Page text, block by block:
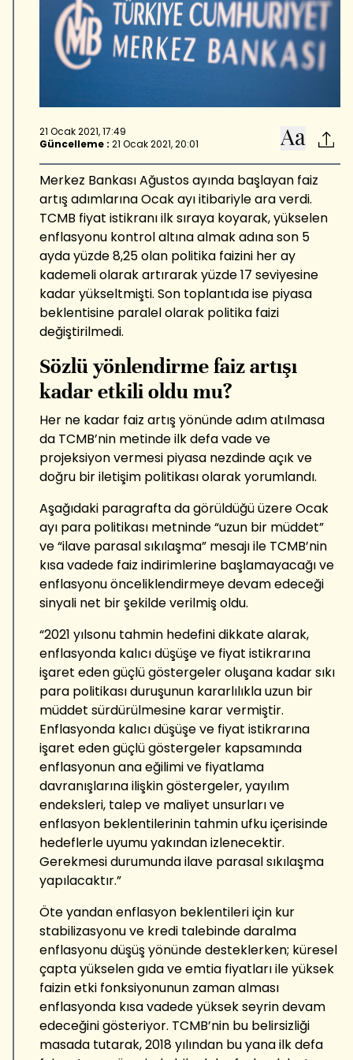
21 Ocak 2021, 17:49
Güncelleme : 21 Ocak 2021, 20:01
Merkez Bankası Ağustos ayında başlayan faiz
artış adımlarına Ocak ayı itibariyle ara verdi.
TCMB fiyat istikranı ilk sıraya koyarak, yükselen
enflasyonu kontrol altına almak adına son 5
ayda yüzde 8,25 olan politika faizini her ay
kademeli olarak artırarak yüzde 17 seviyesine
kadar yükseltmişti. Son toplantıda ise piyasa
beklentisine paralel olarak politika faizi
değiştirilmedi.
Sözlü yönlendirme faiz artışı
kadar etkili oldu mu?
Her ne kadar faiz artış yönünde adım atılmasa
da TCMB’nin metinde ilk defa vade ve
projeksiyon vermesi piyasa nezdinde açık ve
doğru bir iletişim politikası olarak yorumlandı.
Aşağıdaki paragrafta da görüldüğü üzere Ocak
ayı para politikası metninde “uzun bir müddet”
ve “ilave parasal sıkılaşma” mesajı ile TCMB’nin
kısa vadede faiz indirimlerine başlamayacağı ve
enflasyonu önceliklendirmeye devam edeceği
sinyali net bir şekilde verilmiş oldu.
“2021 yılsonu tahmin hedefini dikkate alarak,
enflasyonda kalıcı düşüşe ve fiyat istikrarına
işaret eden güçlü göstergeler oluşana kadar sıkı
para politikası duruşunun kararlılıkla uzun bir
müddet sürdürülmesine karar vermiştir.
Enflasyonda kalıcı düşüşe ve fiyat istikrarına
işaret eden güçlü göstergeler kapsamında
enflasyonun ana eğilimi ve fiyatlama
davranışlarına ilişkin göstergeler, yayılım
endeksleri, talep ve maliyet unsurları ve
enflasyon beklentilerinin tahmin ufku içerisinde
hedeflerle uyumu yakından izlenecektir.
Gerekmesi durumunda ilave parasal sıkılaşma
yapılacaktır.”
Öte yandan enflasyon beklentileri için kur
stabilizasyonu ve kredi talebinde daralma
enflasyonu düşüş yönünde desteklerken; küresel
çapta yükselen gıda ve emtia fiyatları ile yüksek
faizin etki fonksiyonunun zaman alması
enflasyonda kısa vadede yüksek seyrin devam
edeceğini gösteriyor. TCMB’nin bu belirsizliği
masada tutarak, 2018 yılından bu yana ilk defa